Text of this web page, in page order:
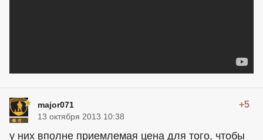
major071 +5
13 октября 2013 10:38
у них вполне приемлемая цена для того, чтобы